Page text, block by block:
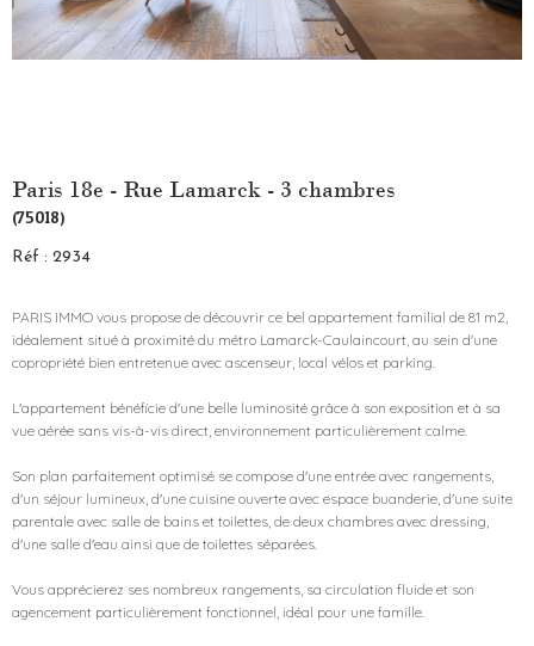
Paris 18e - Rue Lamarck - 3 chambres
(75018)
Réf : 2934
PARIS IMMO vous propose de découvrir ce bel appartement familial de 81 m2,
idéalement situé à proximité du métro Lamarck-Caulaincourt, au sein d'une
copropriété bien entretenue avec ascenseur, local vélos et parking.
L'appartement bénéficie d'une belle luminosité grâce à son exposition et à sa
vue aérée sans vis-à-vis direct, environnement particulièrement calme.
Son plan parfaitement optimisé se compose d'une entrée avec rangements,
d'un séjour lumineux, d'une cuisine ouverte avec espace buanderie, d'une suite
parentale avec salle de bains et toilettes, de deux chambres avec dressing,
d'une salle d'eau ainsi que de toilettes séparées.
Vous apprécierez ses nombreux rangements, sa circulation fluide et son
agencement particulièrement fonctionnel, idéal pour une famille.